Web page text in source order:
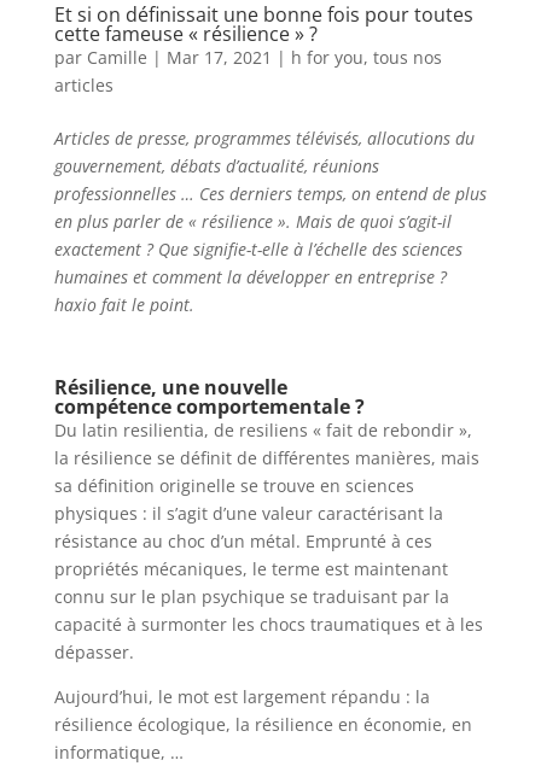
Et si on définissait une bonne fois pour toutes
cette fameuse « résilience » ?
par Camille | Mar 17, 2021 | h for you, tous nos
articles
Articles de presse, programmes télévisés, allocutions du
gouvernement, débats d’actualité, réunions
professionnelles … Ces derniers temps, on entend de plus
en plus parler de « résilience ». Mais de quoi s’agit-il
exactement ? Que signifie-t-elle à l’échelle des sciences
humaines et comment la développer en entreprise ?
haxio fait le point.
Résilience, une nouvelle
compétence comportementale ?
Du latin resilientia, de resiliens « fait de rebondir »,
la résilience se définit de différentes manières, mais
sa définition originelle se trouve en sciences
physiques : il s’agit d’une valeur caractérisant la
résistance au choc d’un métal. Emprunté à ces
propriétés mécaniques, le terme est maintenant
connu sur le plan psychique se traduisant par la
capacité à surmonter les chocs traumatiques et à les
dépasser.
Aujourd’hui, le mot est largement répandu : la
résilience écologique, la résilience en économie, en
informatique, …